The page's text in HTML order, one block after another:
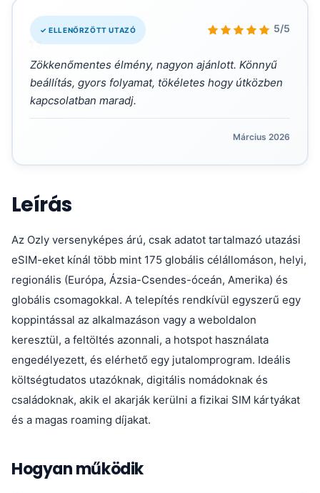
✓ ELLENŐRZÖTT UTAZÓ 5/5
„
Zökkenőmentes élmény, nagyon ajánlott. Könnyű
beállítás, gyors folyamat, tökéletes hogy útközben
kapcsolatban maradj.
Március 2026
Leírás
Az Ozly versenyképes árú, csak adatot tartalmazó utazási
eSIM-eket kínál több mint 175 globális célállomáson, helyi,
regionális (Európa, Ázsia-Csendes-óceán, Amerika) és
globális csomagokkal. A telepítés rendkívül egyszerű egy
koppintással az alkalmazáson vagy a weboldalon
keresztül, a feltöltés azonnali, a hotspot használata
engedélyezett, és elérhető egy jutalomprogram. Ideális
költségtudatos utazóknak, digitális nomádoknak és
családoknak, akik el akarják kerülni a fizikai SIM kártyákat
és a magas roaming díjakat.
Hogyan működik